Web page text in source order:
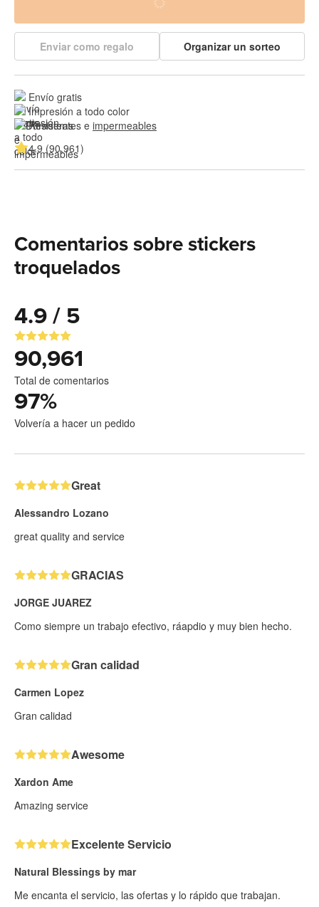
Enviar como regalo Organizar un sorteo
Envío gratis
Impresión a todo color
Resistentes e impermeables
4.9 (90,961)
Comentarios sobre stickers
troquelados
4.9 / 5
90,961
Total de comentarios
97%
Volvería a hacer un pedido
Great
Alessandro Lozano
great quality and service
GRACIAS
JORGE JUAREZ
Como siempre un trabajo efectivo, ráapdio y muy bien hecho.
Gran calidad
Carmen Lopez
Gran calidad
Awesome
Xardon Ame
Amazing service
Excelente Servicio
Natural Blessings by mar
Me encanta el servicio, las ofertas y lo rápido que trabajan.